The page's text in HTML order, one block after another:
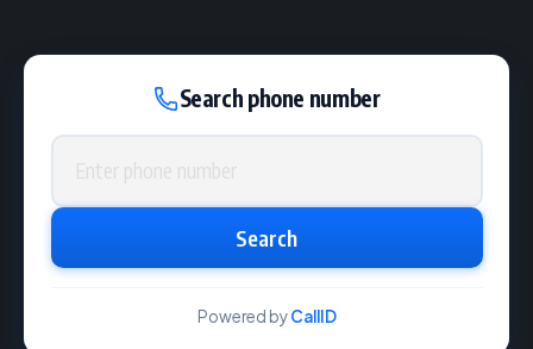
Search phone number
Phone number
Search
Powered byCallID